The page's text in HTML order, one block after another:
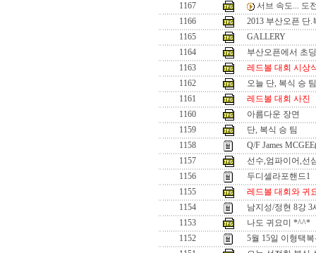
1167
서브 속도... 도
1166
2013 부산오픈 단
1165
GALLERY
1164
부산오픈에서 초
1163
레드볼 대회 시상
1162
오늘 단, 복식 승 팀
1161
레드볼 대회 사진
1160
아름다운 장면
1159
단, 복식 승 팀
1158
Q/F James
1157
선수,엄파이어,선
1156
두디셀라포핸드1
1155
레드볼 대회와 귀
1154
남지성/정현 8강 3
1153
나도 귀요미 *^^*
1152
5월 15일 이형택